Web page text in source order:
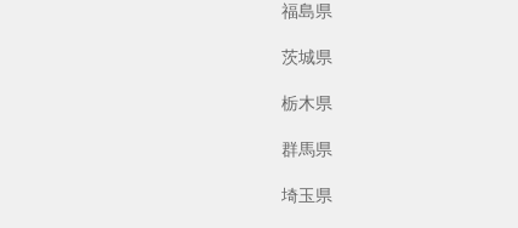
福島県
茨城県
栃木県
群馬県
埼玉県